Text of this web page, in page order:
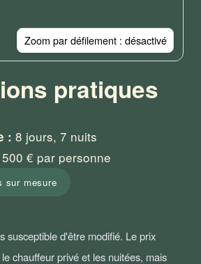
Zoom par défilement : désactivé
pratiques
: 8 jours, 7 nuits
€ par personne
sur mesure
susceptible d'être modifié. Le prix
chauffeur privé et les nuitées, mais